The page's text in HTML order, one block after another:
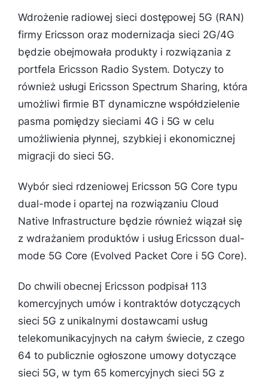
Wdrożenie radiowej sieci dostępowej 5G (RAN)
firmy Ericsson oraz modernizacja sieci 2G/4G
będzie obejmowała produkty i rozwiązania z
portfela Ericsson Radio System. Dotyczy to
również usługi Ericsson Spectrum Sharing, która
umożliwi firmie BT dynamiczne współdzielenie
pasma pomiędzy sieciami 4G i 5G w celu
umożliwienia płynnej, szybkiej i ekonomicznej
migracji do sieci 5G.
Wybór sieci rdzeniowej Ericsson 5G Core typu
dual-mode i opartej na rozwiązaniu Cloud
Native Infrastructure będzie również wiązał się
z wdrażaniem produktów i usług Ericsson dual-
mode 5G Core (Evolved Packet Core i 5G Core).
Do chwili obecnej Ericsson podpisał 113
komercyjnych umów i kontraktów dotyczących
sieci 5G z unikalnymi dostawcami usług
telekomunikacyjnych na całym świecie, z czego
64 to publicznie ogłoszone umowy dotyczące
sieci 5G, w tym 65 komercyjnych sieci 5G z